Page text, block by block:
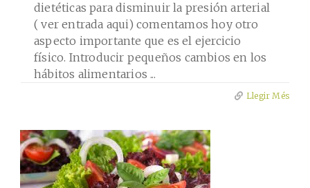
dietéticas para disminuir la presión arterial
( ver entrada aqui) comentamos hoy otro
aspecto importante que es el ejercicio
físico. Introducir pequeños cambios en los
hábitos alimentarios ...
Llegir Més